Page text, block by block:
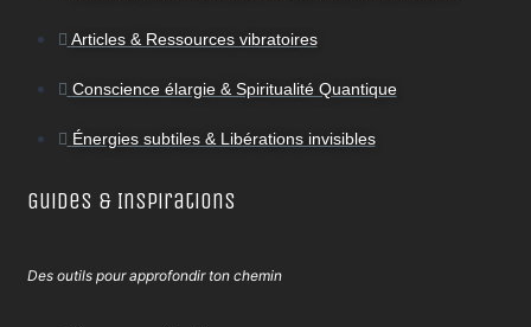
Articles & Ressources vibratoires
Conscience élargie & Spiritualité Quantique
Énergies subtiles & Libérations invisibles
Guides & Inspirations
Des outils pour approfondir ton chemin